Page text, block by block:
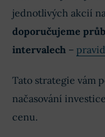
jednotlivých akcií
doporučujeme
intervalech –
Tato strategie vám
načasování
cenu.